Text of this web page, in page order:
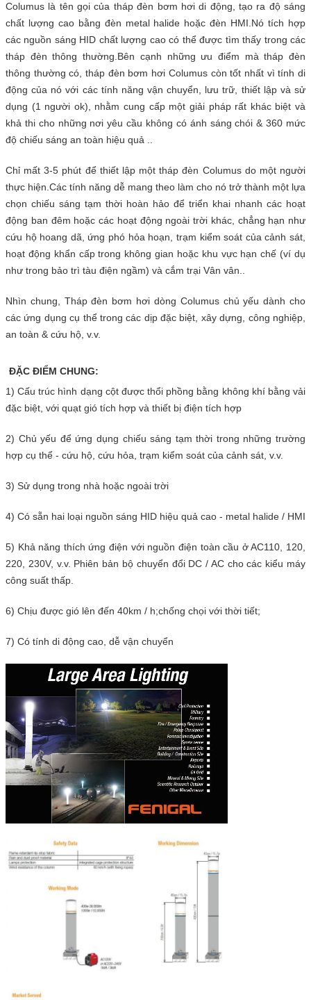
Columus là tên gọi của tháp đèn bơm hơi di động, tạo ra độ sáng
chất lượng cao bằng đèn metal halide hoặc đèn HMI.Nó tích hợp
các nguồn sáng HID chất lượng cao có thể được tìm thấy trong các
tháp đèn thông thường.Bên cạnh những ưu điểm mà tháp đèn
thông thường có, tháp đèn bơm hơi Columus còn tốt nhất vì tính di
động của nó với các tính năng vận chuyển, lưu trữ, thiết lập và sử
dụng (1 người ok), nhằm cung cấp một giải pháp rất khác biệt và
khả thi cho những nơi yêu cầu không có ánh sáng chói & 360 mức
độ chiếu sáng an toàn hiệu quả ..
Chỉ mất 3-5 phút để thiết lập một tháp đèn Columus do một người
thực hiện.Các tính năng dễ mang theo làm cho nó trở thành một lựa
chọn chiếu sáng tạm thời hoàn hảo để triển khai nhanh các hoạt
động ban đêm hoặc các hoạt động ngoài trời khác, chẳng hạn như
cứu hộ hoang dã, ứng phó hỏa hoạn, trạm kiểm soát của cảnh sát,
hoạt động khẩn cấp trong không gian hoặc khu vực hạn chế (ví dụ
như trong bảo trì tàu điện ngầm) và cắm trại Vân vân..
Nhìn chung, Tháp đèn bơm hơi dòng Columus chủ yếu dành cho
các ứng dụng cụ thể trong các dịp đặc biệt, xây dựng, công nghiệp,
an toàn & cứu hộ, v.v.
ĐẶC ĐIỂM CHUNG:
1) Cấu trúc hình dạng cột được thổi phồng bằng không khí bằng vải
đặc biệt, với quạt gió tích hợp và thiết bị điện tích hợp
2) Chủ yếu để ứng dụng chiếu sáng tạm thời trong những trường
hợp cụ thể - cứu hộ, cứu hỏa, trạm kiểm soát của cảnh sát, v.v.
3) Sử dụng trong nhà hoặc ngoài trời
4) Có sẵn hai loại nguồn sáng HID hiệu quả cao - metal halide / HMI
5) Khả năng thích ứng điện với nguồn điện toàn cầu ở AC110, 120,
220, 230V, v.v. Phiên bản bộ chuyển đổi DC / AC cho các kiểu máy
công suất thấp.
6) Chịu được gió lên đến 40km / h;chống chọi với thời tiết;
7) Có tính di động cao, dễ vận chuyển